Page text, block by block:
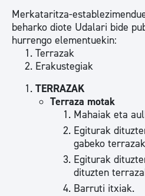
Merkataritza-
beharko diote Udalari bide
hurrengo elementuekin:
Terrazak
Erakustegiak
TERRAZAK
Terraza motak
Mahaiak eta
Egiturak
gabeko
Egiturak
dituzten
Barruti itxiak.